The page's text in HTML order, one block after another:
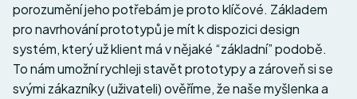
porozumění jeho potřebám je proto klíčové. Základem
pro navrhování prototypů je mít k dispozici design
systém, který už klient má v nějaké “základní” podobě.
To nám umožní rychleji stavět prototypy a zároveň si se
svými zákazníky (uživateli) ověříme, že naše myšlenka a